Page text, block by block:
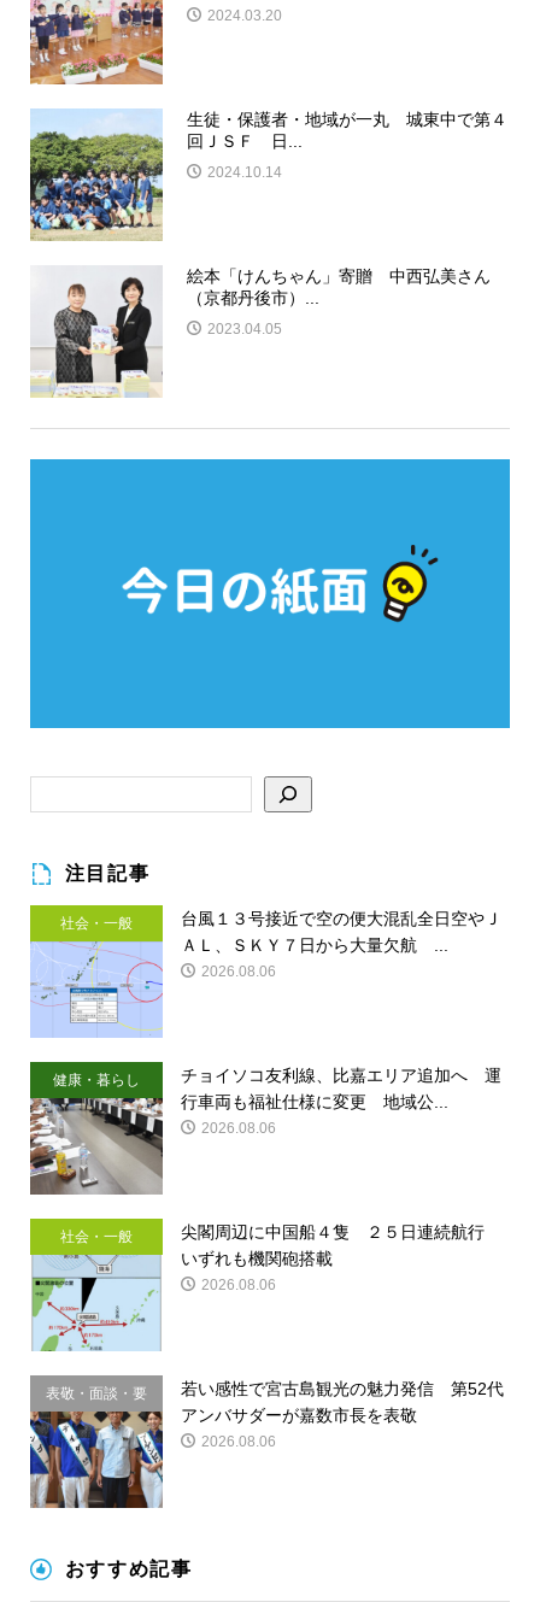
2024.03.20
生徒・保護者・地域が一丸 城東中で第４
回ＪＳＦ 日...
2024.10.14
絵本「けんちゃん」寄贈 中西弘美さん
（京都丹後市）...
2023.04.05
注目記事
社会・一般
台風１３号接近で空の便大混乱全日空やＪ
ＡＬ、ＳＫＹ７日から大量欠航 ...
2026.08.06
健康・暮らし
チョイソコ友利線、比嘉エリア追加へ 運
行車両も福祉仕様に変更 地域公...
2026.08.06
社会・一般
尖閣周辺に中国船４隻 ２５日連続航行
いずれも機関砲搭載
2026.08.06
表敬・面談・要
請
若い感性で宮古島観光の魅力発信 第52代
アンバサダーが嘉数市長を表敬
2026.08.06
おすすめ記事